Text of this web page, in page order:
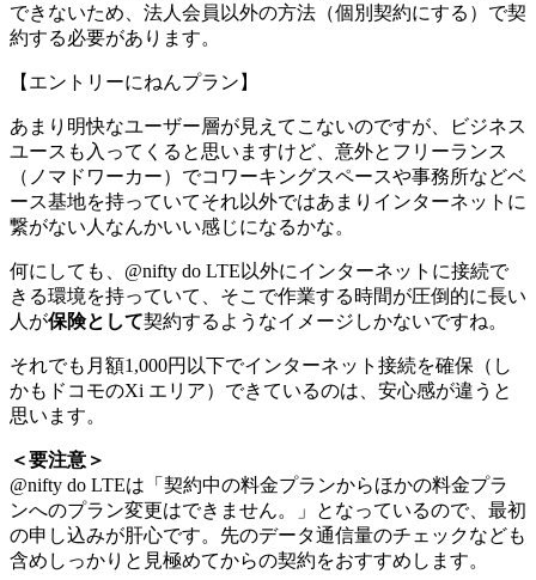
できないため、法人会員以外の方法（個別契約にする）で契
約する必要があります。
【エントリーにねんプラン】
あまり明快なユーザー層が見えてこないのですが、ビジネス
ユースも入ってくると思いますけど、意外とフリーランス
（ノマドワーカー）でコワーキングスペースや事務所などベ
ース基地を持っていてそれ以外ではあまりインターネットに
繋がない人なんかいい感じになるかな。
何にしても、@nifty do LTE以外にインターネットに接続で
きる環境を持っていて、そこで作業する時間が圧倒的に長い
人が保険として契約するようなイメージしかないですね。
それでも月額1,000円以下でインターネット接続を確保（し
かもドコモのXi エリア）できているのは、安心感が違うと
思います。
＜要注意＞
@nifty do LTEは「契約中の料金プランからほかの料金プラ
ンへのプラン変更はできません。」となっているので、最初
の申し込みが肝心です。先のデータ通信量のチェックなども
含めしっかりと見極めてからの契約をおすすめします。